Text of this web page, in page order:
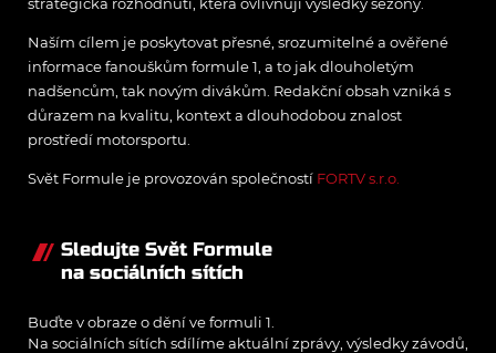
Naším cílem je poskytovat přesné, srozumitelné a ověřené
informace fanouškům formule 1, a to jak dlouholetým
nadšencům, tak novým divákům. Redakční obsah vzniká s
důrazem na kvalitu, kontext a dlouhodobou znalost
prostředí motorsportu.
Svět Formule je provozován společností FORTV s.r.o.
Sledujte Svět Formule
na sociálních sítích
Buďte v obraze o dění ve formuli 1.
Na sociálních sítích sdílíme aktuální zprávy, výsledky závodů,